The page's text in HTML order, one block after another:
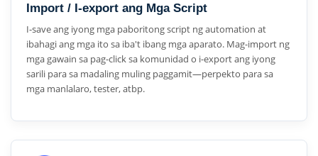
Import / I-export ang Mga Script
I-save ang iyong mga paboritong script ng automation at
ibahagi ang mga ito sa iba't ibang mga aparato. Mag-import ng
mga gawain sa pag-click sa komunidad o i-export ang iyong
sarili para sa madaling muling paggamit—perpekto para sa
mga manlalaro, tester, atbp.